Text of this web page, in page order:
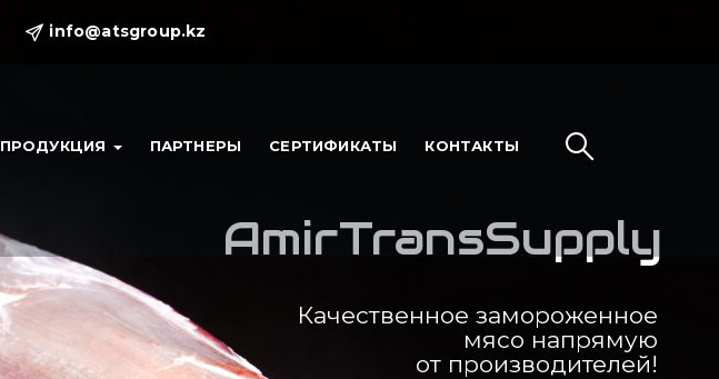
info@atsgroup.kz
ПРОДУКЦИЯ ПАРТНЕРЫ СЕРТИФИКАТЫ КОНТАКТЫ
AmirTransSupply
Качественное замороженное
мясо напрямую
от производителей!